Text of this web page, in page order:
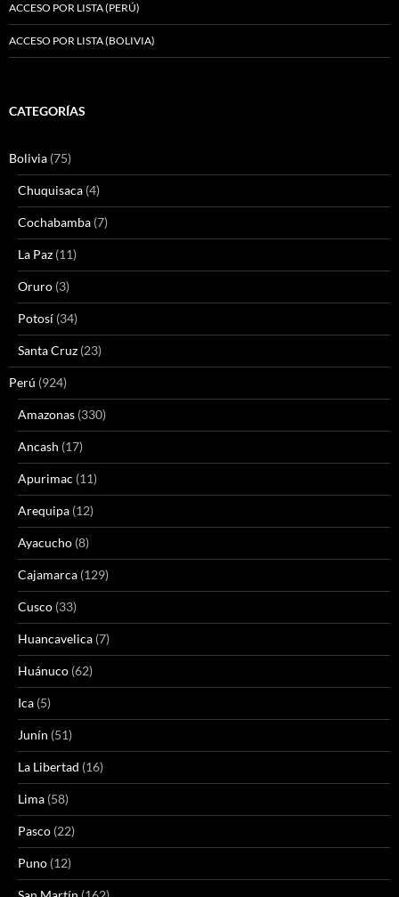
ACCESO POR LISTA (PERÚ)
ACCESO POR LISTA (BOLIVIA)
CATEGORÍAS
Bolivia (75)
Chuquisaca (4)
Cochabamba (7)
La Paz (11)
Oruro (3)
Potosí (34)
Santa Cruz (23)
Perú (924)
Amazonas (330)
Ancash (17)
Apurimac (11)
Arequipa (12)
Ayacucho (8)
Cajamarca (129)
Cusco (33)
Huancavelica (7)
Huánuco (62)
Ica (5)
Junín (51)
La Libertad (16)
Lima (58)
Pasco (22)
Puno (12)